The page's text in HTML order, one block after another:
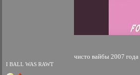
I BALL WAS RAWT
чисто вайбы 2007 года